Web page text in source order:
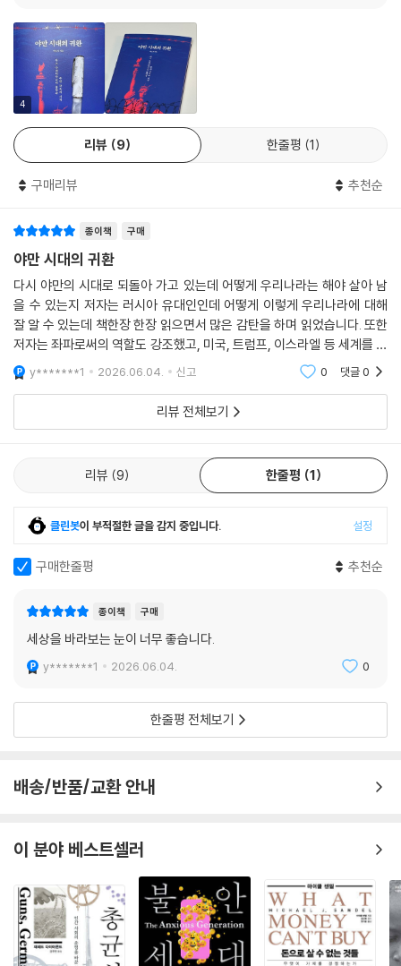
--- p.171
세계 패권은 절대 공짜가 아닙니다. 패권에는 가격표가 붙어 있습니다. 패
권을 가지자면 일단 어마어마한 군사력을 세계 요충지 곳곳에 전개해야 합
니다. 그 군사력을 뒷받침하는 것은 역시 천문학적인 군비 지출입니다…
큰돈을 지불하면서 패권을 쥐는 이유는 간단합니다. 어느 선까지는 패권
유지를 위해 필요한 지출보다 패권을 통해서 얻는 이득이 더 크기 때문입
니다.
트럼프주의가 만약 10~15년 지속되면 2040년대의 미국은 지금보다 훨
씬 더 고립적인 사회이고, 더 이상 해외 인재의 메카가 아닐 것입니다. 플랫
폼 서비스부터 전자제품까지 가면 갈수록 더 많은 경쟁을 받을 것이고, 외
채는 고위험 자산이 될 수 있습니다.
--- p.196
결국 사상사의 차원에서 본다면 1917년 이후의 세계사는 자유주의, 사회
주의, 그리고 민족주의의 상호 경쟁과 상호 중첩, 혼합화, 그리고 이념적
패권 교체의 역사입니다… 2010년대 이전까지 적어도 구미권은 민족주의
모택동이 소련 시대를 끝낼 수 있었던 것은 1950년대 소련식으로 재편된
있는 것은 미국의 돈과 기술, 지식 수입으로 발전된 중국의 시장 경제가 이
--- p.296
어차피 궁극적으로 한국은 자주국방을 전제로 미국의 개입에 의존하지 않
는 지역적 안보 구도를 만들어나가는 것이 바람직할 것입니다. 한국의 수
출에서 구미권과 일본의 비중보다 중국과 아세안의 비중이 더 크고, 한국
의 문화 상품들은 구미권 이상으로 비서구권에서 잘 팔립니다.
--- p.324
미 제국이 쇠락하는 틈을 타서 서로 경쟁하고 주변의 판도를 바꾸고 있는
무시한다는 것입니다. 특히 중국과 러시아의 대외 정책에도 영향을 받을
상황 파악과 대응에 상당한 방해가 될 수 있습니다.
--- p.335
게다가 상당수 미국인들의 입장에서 ‘돈 먹는 하마’인 ‘패권 비지니스 모
델’은 소득에 비해 낭비성이 지나쳐 경제성이 떨어진다. 하위 동반 국가들
까지 챙겨야 하는 패권 국가보다 그냥 자국의 이해만 챙기는 보통 열강 미
국을 원하는 것이다.(177쪽)
바로 이때 출현한 것이 트럼프다. 트럼프주의는 세계화 과정에서 철저히
퓰리즘의 결정체다. 무엇보다 트럼프주의의 본질은 국제 사회의 ‘규범’과
만을 추구하는 극단적인 ‘미국 제일주의’에 있다. 이는 그동안 미국이 표방
해 온 보편적 가치와 외교적 신뢰를 스스로 파괴하는 행위다. 고율 관세 부
과와 무리한 투자 강요, 인권 및 기후 관련 66개 국제기구와 협약 탈퇴, 방
위비 분담금 압박, 대외 원조 중단, 강경한 이민 정책, 언론 탄압 등 트럼프
행정부의 기행에 가까운 정책들이 대표적인 예다.
저자는 트럼프에게서 고르바초프와 옐친의 그림자를 보았다. 옐친 역시 러
시아 제일주의를 외쳤고 고르바초프는 “사회주의를 다시 위대하게”를 외
쳤다. 그 추진 주요 동력은 제국 유지 비용의 축소였는데 이는 결국 제국의
몰락을 재촉했다.(171쪽)
만약 “미국을 다시 위대하게”를 내세우는 트럼프주의가 고착된다면 미국
은 내부적으로는 극한의 양극화와 정치적 내란 상태에 직면할 것이고, 대
외적으로는 국제 질서를 교란하는 ‘예측 불가능한 깡패 국가’로 전락할 것
이다. 무엇보다 비극적인 점은, 미국 패권의 몰락이 평화로운 다극 체제로
의 전환이 아니라, 힘의 논리만이 지배하며 무제한 각축을 벌이는 ‘야만의
시대’를 여는 서막이라는 사실이다.
자국의 이익과 생존만이 우선되는 포스트 아메리카나 앞에서
영토와 자원을 둘러싼 열강들의 부단한 경쟁은 본래 자본주의 세계 체제에
의나 인권이라는 보편적 규범은 더 이상 작동하지 않는다. 과거 냉전 시기
나 유일 패권 시기에는 최소한 강대국들 사이의 명문화된 규칙이나 패권국
해 수단과 방법을 가리지 않는 정글의 법칙 속으로 빠져들고 있다. 이러한
의 시대의 유산이었으나 오늘날 다시금 현실의 위협이 되었다.(56쪽)
또한 가자 지구에서 벌어지는 참혹한 인명 살상과 이를 저지하지 못하는
국제 사회의 무능은 인권과 인도주의라는 가치가 얼마나 쉽게 폐기될 수
있는지를 증명한다.
4
리뷰 9 한줄평 1
구매리뷰 추천순
종이책 구매
야만 시대의 귀환
다시 야만의 시대로 되돌아 가고 있는데 어떻게 우리나라는 해야 살아 남
을 수 있는지 저자는 러시아 유대인인데 어떻게 이렇게 우리나라에 대해
잘 알 수 있는데 책한장 한장 읽으면서 많은 감탄을 하며 읽었습니다. 또한
저자는 좌파로써의 역할도 강조했고, 미국, 트럼프, 이스라엘 등 세계를 바
라보는 눈이 너무 좋았습니다.
y*******1 2026.06.04. 신고 0 댓글0
리뷰 전체보기
리뷰 9 한줄평 1
클린봇이 부적절한 글을 감지 중입니다. 설정
구매한줄평 추천순
종이책 구매
세상을 바라보는 눈이 너무 좋습니다.
y*******1 2026.06.04. 0
한줄평 전체보기
배송/반품/교환 안내
이 분야 베스트셀러